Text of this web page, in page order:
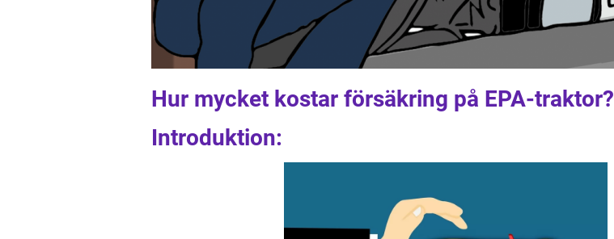
Hur mycket kostar försäkring på EPA-traktor?
Introduktion: